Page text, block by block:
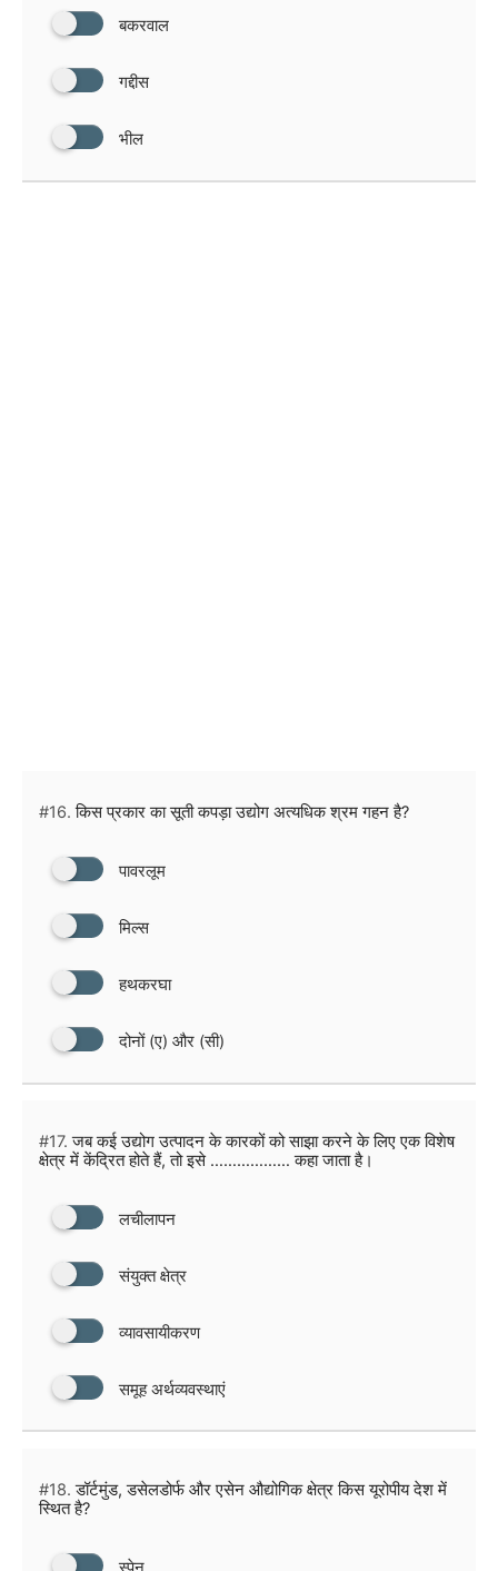
बकरवाल
गद्दीस
भील
#16. किस प्रकार का सूती कपड़ा उद्योग अत्यधिक श्रम गहन है?
पावरलूम
मिल्स
हथकरघा
दोनों (ए) और (सी)
#17. जब कई उद्योग उत्पादन के कारकों को साझा करने के लिए एक विशेष
क्षेत्र में केंद्रित होते हैं, तो इसे ……………… कहा जाता है।
लचीलापन
संयुक्त क्षेत्र
व्यावसायीकरण
समूह अर्थव्यवस्थाएं
#18. डॉर्टमुंड, डसेलडोर्फ और एसेन औद्योगिक क्षेत्र किस यूरोपीय देश में
स्थित है?